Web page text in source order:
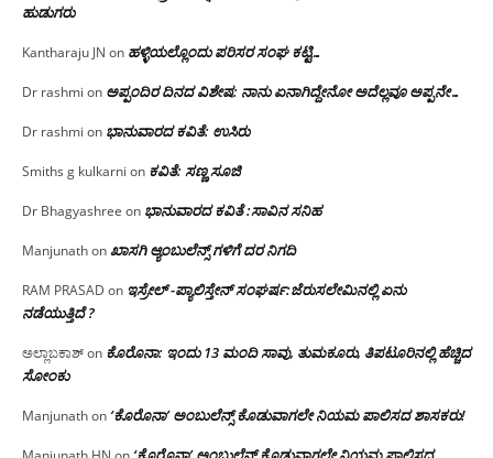
ಹುಡುಗರು
Kantharaju JN on ಹಳ್ಳಿಯಲ್ಲೊಂದು ಪರಿಸರ ಸಂಘ ಕಟ್ಟಿ…
Dr rashmi on ಅಪ್ಪಂದಿರ ದಿನದ ವಿಶೇಷ: ನಾನು ಏನಾಗಿದ್ದೇನೋ‌ ಅದೆಲ್ಲವೂ ಅಪ್ಪನೇ…
Dr rashmi on ಭಾನುವಾರದ ಕವಿತೆ: ಉಸಿರು
Smiths g kulkarni on ಕವಿತೆ: ಸಣ್ಣ ಸೂಜಿ
Dr Bhagyashree on ಭಾನುವಾರದ ಕವಿತೆ :ಸಾವಿನ ಸನಿಹ
Manjunathonಖಾಸಗಿ ಆ್ಯಂಬುಲೆನ್ಸ್ ಗಳಿಗೆ ದರ ನಿಗದಿ
RAM PRASAD on ಇಸ್ರೇಲ್ -ಪ್ಯಾಲಿಸ್ತೇನ್ ಸಂಘರ್ಷ:ಜೆರುಸಲೇಮಿನಲ್ಲಿ ಏನು
ನಡೆಯುತ್ತಿದೆ ?
ಅಲ್ಲಾಬಕಾಶ್on ಕೊರೊನಾ: ಇಂದು 13 ಮಂದಿ ಸಾವು, ತುಮಕೂರು, ತಿಪಟೂರಿನಲ್ಲಿ ಹೆಚ್ಚಿದ
ಸೋಂಕು
Manjunathon ‘ಕೊರೊನಾ’ ಅಂಬುಲೆನ್ಸ್ ಕೊಡುವಾಗಲೇ ನಿಯಮ ಪಾಲಿಸದ ಶಾಸಕರು!